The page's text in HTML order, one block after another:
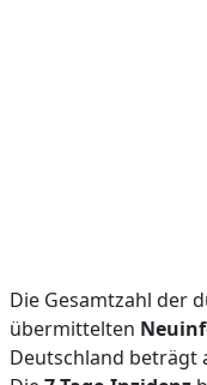
Die Gesamtzahl der
übermittelten
Deutschland beträgt